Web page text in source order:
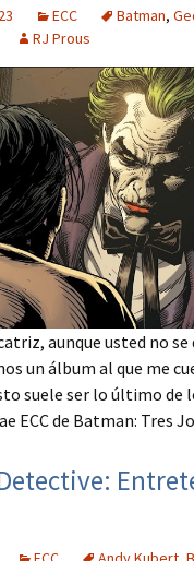
ECC Batman,
RJ Prous
aunque usted no
un álbum al que me
suele ser lo último de
ECC de Batman: Tres